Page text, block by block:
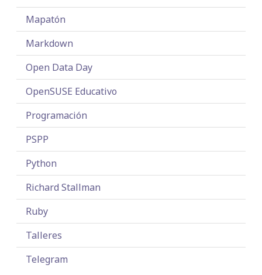
Mapatón
Markdown
Open Data Day
OpenSUSE Educativo
Programación
PSPP
Python
Richard Stallman
Ruby
Talleres
Telegram